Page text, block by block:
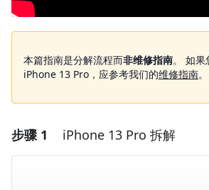
本篇指南是分解流程而非维修指南。 如果
iPhone 13 Pro，应参考我们的维修指南。
步骤 1 iPhone 13 Pro 拆解